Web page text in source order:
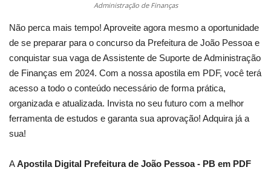
Administração de Finanças
Não perca mais tempo! Aproveite agora mesmo a oportunidade
de se preparar para o concurso da Prefeitura de João Pessoa e
conquistar sua vaga de Assistente de Suporte de Administração
de Finanças em 2024. Com a nossa apostila em PDF, você terá
acesso a todo o conteúdo necessário de forma prática,
organizada e atualizada. Invista no seu futuro com a melhor
ferramenta de estudos e garanta sua aprovação! Adquira já a
sua!
AApostila Digital Prefeitura de João Pessoa - PB em PDF